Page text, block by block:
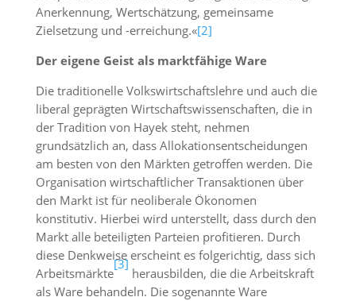
Anerkennung, Wertschätzung, gemeinsame
Zielsetzung und -erreichung.«[2]
Der eigene Geist als marktfähige Ware
Die traditionelle Volkswirtschaftslehre und auch die
liberal geprägten Wirtschaftswissenschaften, die in
der Tradition von Hayek steht, nehmen
grundsätzlich an, dass Allokationsentscheidungen
am besten von den Märkten getroffen werden. Die
Organisation wirtschaftlicher Transaktionen über
den Markt ist für neoliberale Ökonomen
konstitutiv. Hierbei wird unterstellt, dass durch den
Markt alle beteiligten Parteien profitieren. Durch
diese Denkweise erscheint es folgerichtig, dass sich
Arbeitsmärkte
[3]
herausbilden, die die Arbeitskraft
als Ware behandeln. Die sogenannte Ware